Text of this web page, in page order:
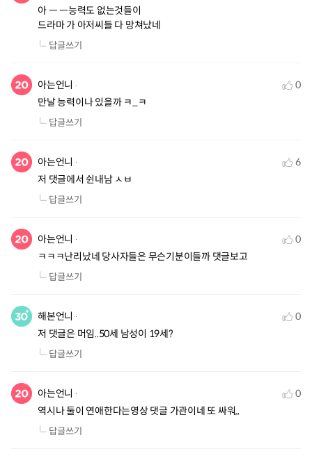
아 ㅡ ㅡ능력도 없는것들이
드라마 가 아저씨들 다 망쳐났네
답글쓰기
아는언니
0
만날 능력이나 있을까 ㅋ_ㅋ
답글쓰기
아는언니
6
저 댓글에서 쉰내남 ㅅㅂ
답글쓰기
아는언니
0
ㅋㅋㅋ난리났네 당사자들은 무슨기분이들까 댓글보고
답글쓰기
해본언니
0
저 댓글은 머임..50세 남성이 19세?
답글쓰기
아는언니
0
역시나 둘이 연애한다는영상 댓글 가관이네 또 싸워,,
답글쓰기